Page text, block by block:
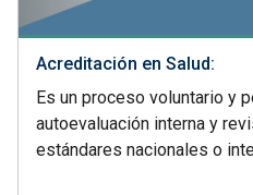
Acreditación en Salud:
Es un proceso voluntario y
autoevaluación interna y
estándares nacionales o